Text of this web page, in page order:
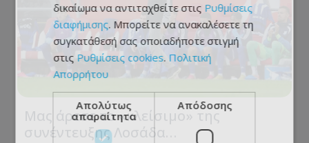
Μας άρεσε το «κλείσιμο» της
συνέντευξης Λοσάδα…
δικαίωμα να αντιταχθείτε στις Ρυθμίσεις
διαφήμισης. Μπορείτε να ανακαλέσετε τη
συγκατάθεσή σας οποιαδήποτε στιγμή
στις Ρυθμίσεις cookies. Πολιτική
Απορρήτου
Απολύτως
απαραίτητα
Απόδοσης